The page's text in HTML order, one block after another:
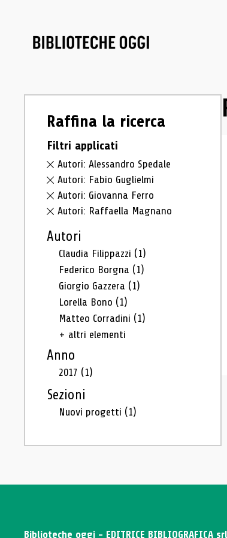
Raffina la ricerca
Filtri applicati
Autori: Alessandro Spedale
Autori: Fabio Guglielmi
Autori: Giovanna Ferro
Autori: Raffaella Magnano
Autori
Claudia Filippazzi (1)
Federico Borgna (1)
Giorgio Gazzera (1)
Lorella Bono (1)
Matteo Corradini (1)
+ altri elementi
Anno
2017 (1)
Sezioni
Nuovi progetti (1)
Biblioteche oggi - EDITRICE BIBLIOGRAFICA srl